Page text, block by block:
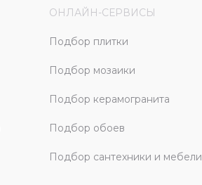
ОНЛАЙН-СЕРВИСЫ
Подбор плитки
Подбор мозаики
Подбор керамогранита
Подбор обоев
Подбор сантехники и мебели